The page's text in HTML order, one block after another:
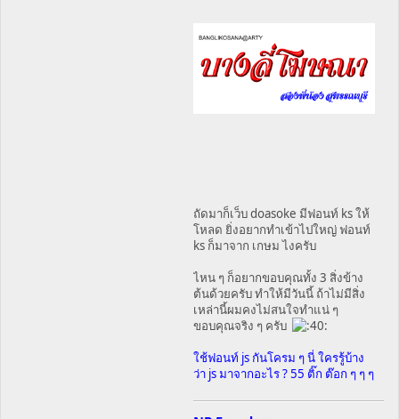
ถัดมาก็เว็บ doasoke มีฟอนท์ ks ให้
โหลด ยิ่งอยากทำเข้าไปใหญ่ ฟอนท์
ks ก็มาจาก เกษม ไงครับ
ไหน ๆ ก็อยากขอบคุณทั้ง 3 สิ่งข้าง
ต้นด้วยครับ ทำให้มีวันนี้ ถ้าไม่มีสิ่ง
เหล่านี้ผมคงไม่สนใจทำแน่ ๆ
ขอบคุณจริง ๆ ครับ
ใช้ฟอนท์ js กันโครม ๆ นี่ ใครรู้บ้าง
ว่า js มาจากอะไร ? 55 ติ๊ก ต๊อก ๆ ๆ ๆ